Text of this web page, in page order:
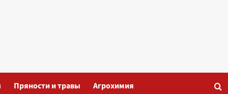
Пряности и травы Агрохимия